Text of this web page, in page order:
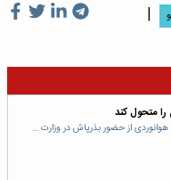
|
متحول کند
از حضور بذرپاش در وزارت …